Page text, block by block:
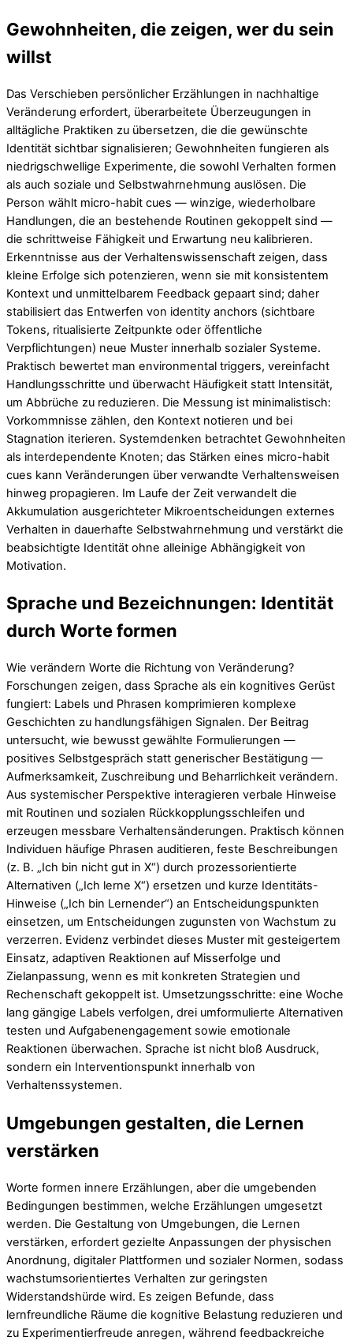
Gewohnheiten, die zeigen, wer du sein
willst
Das Verschieben persönlicher Erzählungen in nachhaltige
Veränderung erfordert, überarbeitete Überzeugungen in
alltägliche Praktiken zu übersetzen, die die gewünschte
Identität sichtbar signalisieren; Gewohnheiten fungieren als
niedrigschwellige Experimente, die sowohl Verhalten formen
als auch soziale und Selbstwahrnehmung auslösen. Die
Person wählt micro-habit cues — winzige, wiederholbare
Handlungen, die an bestehende Routinen gekoppelt sind —
die schrittweise Fähigkeit und Erwartung neu kalibrieren.
Erkenntnisse aus der Verhaltenswissenschaft zeigen, dass
kleine Erfolge sich potenzieren, wenn sie mit konsistentem
Kontext und unmittelbarem Feedback gepaart sind; daher
stabilisiert das Entwerfen von identity anchors (sichtbare
Tokens, ritualisierte Zeitpunkte oder öffentliche
Verpflichtungen) neue Muster innerhalb sozialer Systeme.
Praktisch bewertet man environmental triggers, vereinfacht
Handlungsschritte und überwacht Häufigkeit statt Intensität,
um Abbrüche zu reduzieren. Die Messung ist minimalistisch:
Vorkommnisse zählen, den Kontext notieren und bei
Stagnation iterieren. Systemdenken betrachtet Gewohnheiten
als interdependente Knoten; das Stärken eines micro-habit
cues kann Veränderungen über verwandte Verhaltensweisen
hinweg propagieren. Im Laufe der Zeit verwandelt die
Akkumulation ausgerichteter Mikroentscheidungen externes
Verhalten in dauerhafte Selbstwahrnehmung und verstärkt die
beabsichtigte Identität ohne alleinige Abhängigkeit von
Motivation.
Sprache und Bezeichnungen: Identität
durch Worte formen
Wie verändern Worte die Richtung von Veränderung?
Forschungen zeigen, dass Sprache als ein kognitives Gerüst
fungiert: Labels und Phrasen komprimieren komplexe
Geschichten zu handlungsfähigen Signalen. Der Beitrag
untersucht, wie bewusst gewählte Formulierungen —
positives Selbstgespräch statt generischer Bestätigung —
Aufmerksamkeit, Zuschreibung und Beharrlichkeit verändern.
Aus systemischer Perspektive interagieren verbale Hinweise
mit Routinen und sozialen Rückkopplungsschleifen und
erzeugen messbare Verhaltensänderungen. Praktisch können
Individuen häufige Phrasen auditieren, feste Beschreibungen
(z. B. „Ich bin nicht gut in X“) durch prozessorientierte
Alternativen („Ich lerne X“) ersetzen und kurze Identitäts-
Hinweise („Ich bin Lernender“) an Entscheidungspunkten
einsetzen, um Entscheidungen zugunsten von Wachstum zu
verzerren. Evidenz verbindet dieses Muster mit gesteigertem
Einsatz, adaptiven Reaktionen auf Misserfolge und
Zielanpassung, wenn es mit konkreten Strategien und
Rechenschaft gekoppelt ist. Umsetzungsschritte: eine Woche
lang gängige Labels verfolgen, drei umformulierte Alternativen
testen und Aufgabenengagement sowie emotionale
Reaktionen überwachen. Sprache ist nicht bloß Ausdruck,
sondern ein Interventionspunkt innerhalb von
Verhaltenssystemen.
Umgebungen gestalten, die Lernen
verstärken
Worte formen innere Erzählungen, aber die umgebenden
Bedingungen bestimmen, welche Erzählungen umgesetzt
werden. Die Gestaltung von Umgebungen, die Lernen
verstärken, erfordert gezielte Anpassungen der physischen
Anordnung, digitaler Plattformen und sozialer Normen, sodass
wachstumsorientiertes Verhalten zur geringsten
Widerstandshürde wird. Es zeigen Befunde, dass
lernfreundliche Räume die kognitive Belastung reduzieren und
zu Experimentierfreude anregen, während feedbackreiche